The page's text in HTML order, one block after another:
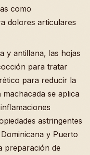
como
dolores articulares
y antillana, las hojas
para tratar
para reducir la
se aplica
astringentes
y Puerto
preparación de